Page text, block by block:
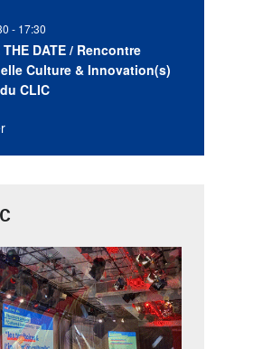
- 17:30
THE DATE / Rencontre
Culture & Innovation(s)
CLIC